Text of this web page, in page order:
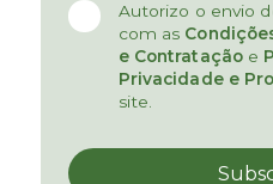
Autorizo o envio
com as
e Contratação e
Privacidade e
site.